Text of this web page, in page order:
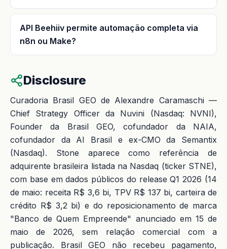
API Beehiiv permite automação completa via
n8n ou Make?
Disclosure
Curadoria Brasil GEO de Alexandre Caramaschi —
Chief Strategy Officer da Nuvini (Nasdaq: NVNI),
Founder da Brasil GEO, cofundador da NAIA,
cofundador da AI Brasil e ex-CMO da Semantix
(Nasdaq). Stone aparece como referência de
adquirente brasileira listada na Nasdaq (ticker STNE),
com base em dados públicos do release Q1 2026 (14
de maio: receita R$ 3,6 bi, TPV R$ 137 bi, carteira de
crédito R$ 3,2 bi) e do reposicionamento de marca
"Banco de Quem Empreende" anunciado em 15 de
maio de 2026, sem relação comercial com a
publicação. Brasil GEO não recebeu pagamento,